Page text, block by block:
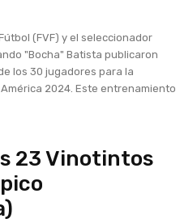
(FVF) y el seleccionador
"Bocha" Batista publicaron
los 30 jugadores para la
2024. Este entrenamiento
23 Vinotintos